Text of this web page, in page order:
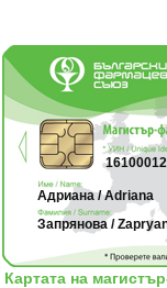
Адриана / Adriana
Запрянова /
Картата на